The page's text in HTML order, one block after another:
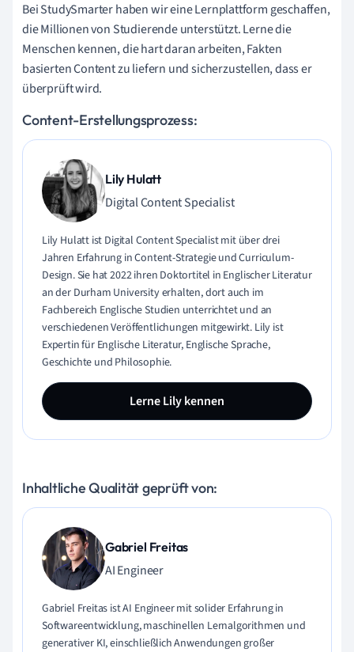
Bei StudySmarter haben wir eine Lernplattform geschaffen,
die Millionen von Studierende unterstützt. Lerne die
Menschen kennen, die hart daran arbeiten, Fakten
basierten Content zu liefern und sicherzustellen, dass er
überprüft wird.
Content-Erstellungsprozess:
Lily Hulatt
Digital Content Specialist
Lily Hulatt ist Digital Content Specialist mit über drei
Jahren Erfahrung in Content-Strategie und Curriculum-
Design. Sie hat 2022 ihren Doktortitel in Englischer Literatur
an der Durham University erhalten, dort auch im
Fachbereich Englische Studien unterrichtet und an
verschiedenen Veröffentlichungen mitgewirkt. Lily ist
Expertin für Englische Literatur, Englische Sprache,
Geschichte und Philosophie.
Lerne Lily kennen
Inhaltliche Qualität geprüft von:
Gabriel Freitas
AI Engineer
Gabriel Freitas ist AI Engineer mit solider Erfahrung in
Softwareentwicklung, maschinellen Lernalgorithmen und
generativer KI, einschließlich Anwendungen großer